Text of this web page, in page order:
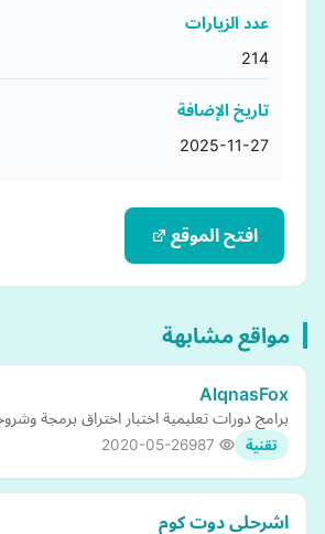
عدد الزيارات
214
تاريخ الإضافة
2025-11-27
افتح الموقع
مواقع مشابهة
AlqnasFox
برامج دورات تعليمية اختبار اختراق برمجة
تقنية 2020-05-26
اشرحلي دوت كوم